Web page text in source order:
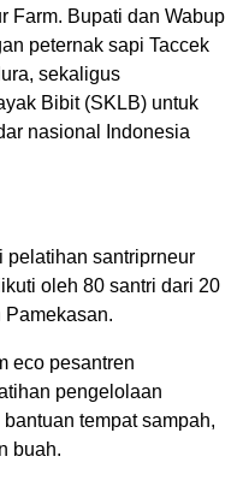
Farm. Bupati dan Wabup
peternak sapi Taccek
sekaligus
Bibit (SKLB) untuk
nasional Indonesia
pelatihan santriprneur
oleh 80 santri dari 20
Pamekasan.
eco pesantren
pengelolaan
tempat sampah,
buah.